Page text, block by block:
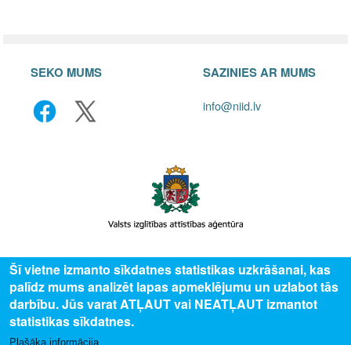
SEKO MUMS SAZINIES AR MUMS
info@niid.lv
© 2025 Valsts izglītības attīstības aģentūra, publicētā satura visas tiesības
Šī vietne izmanto sīkdatnes statistikas uzkrāšanai, kas
palīdz mums analizēt lapas apmeklējumu un uzlabot tās
darbību. Jūs varat ATĻAUT vai NEATĻAUT izmantot
statistikas sīkdatnes.
Plašāka informācija